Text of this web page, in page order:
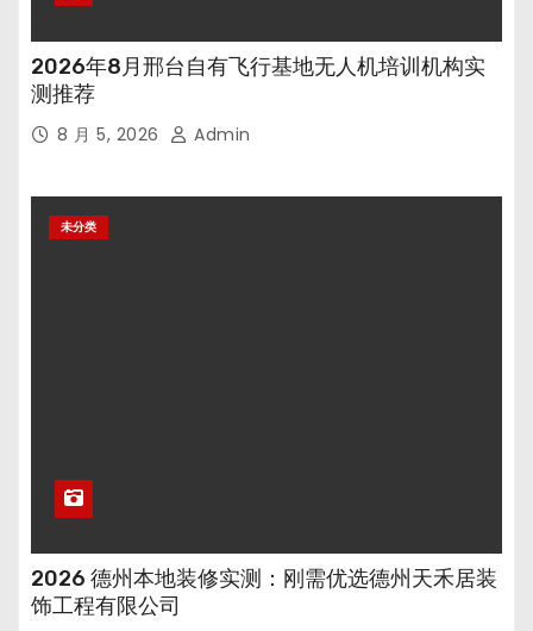
2026年8月邢台自有飞行基地无人机培训机构实
测推荐
8 月 5, 2026 Admin
未分类
2026 德州本地装修实测：刚需优选德州天禾居装
饰工程有限公司